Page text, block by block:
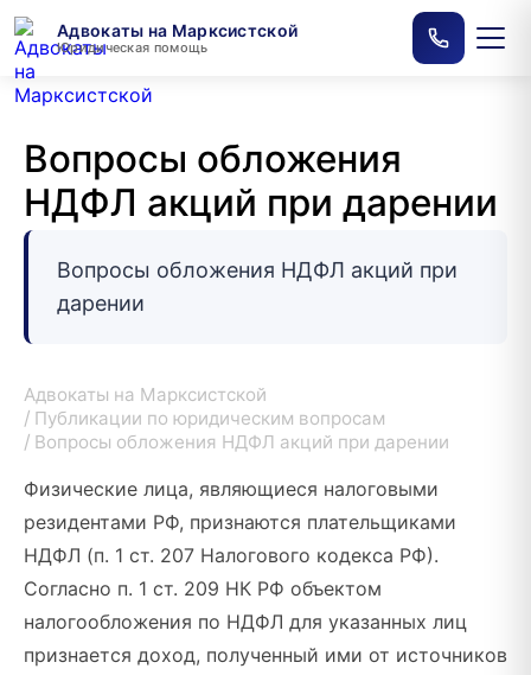
Адвокаты на Марксистской
Юридическая помощь
Вопросы обложения
НДФЛ акций при дарении
Вопросы обложения НДФЛ акций при
дарении
Адвокаты на Марксистской
Публикации по юридическим вопросам
Вопросы обложения НДФЛ акций при дарении
Физические лица, являющиеся налоговыми
резидентами РФ, признаются плательщиками
НДФЛ (п. 1 ст. 207 Налогового кодекса РФ).
Согласно п. 1 ст. 209 НК РФ объектом
налогообложения по НДФЛ для указанных лиц
признается доход, полученный ими от источников